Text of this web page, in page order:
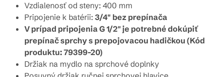
Vzdialenosť od steny: 400 mm
Pripojenie k batérii: 3/4" bez prepínača
V prípad pripojenia G 1/2" je potrebné dokúpiť
prepínač sprchy s prepojovacou hadičkou (Kód
produktu: 79399-20)
Držiak na mydlo na sprchové doplnky